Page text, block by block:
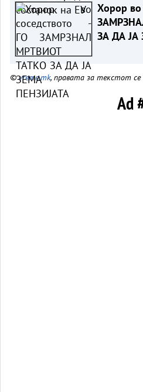
Хорор во
ЗА ДА ЈА
©vreme.mk, правата за текстот се
Ad